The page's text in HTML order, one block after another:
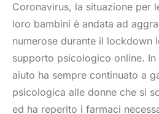
Coronavirus, la situazione per
loro bambini è andata ad
numerose durante il lockdown
supporto psicologico online.
aiuto ha sempre continuato a
psicologica alle donne che si
ed ha reperito i farmaci